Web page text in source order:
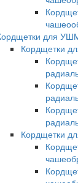
для
Кордщетки
Кордщетки